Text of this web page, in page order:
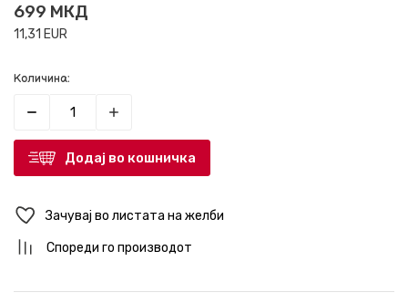
699 МКД
11,31 EUR
Количина:
Додај во кошничка
Зачувај во листата на желби
Спореди го производот